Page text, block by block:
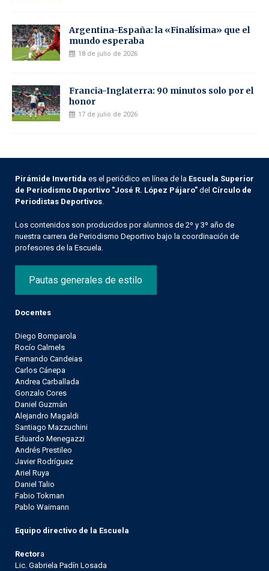
Argentina-España: la «Finalísima» que el
mundo esperaba
18 de julio de 2026
Francia-Inglaterra: 90 minutos solo por el
honor
17 de julio de 2026
Pirámide Invertida es el periódico en línea de la Escuela Superior
de Periodismo Deportivo "José R. López Pájaro" del Círculo de
Periodistas Deportivos
Los contenidos son producidos por alumnos de 2º y 3º año de
nuestra carrera de Periodismo Deportivo bajo la coordinación de
profesores de la Escuela.
Pautas generales de estilo
Docentes
Diego Bomparola
Rocío Calmels
Fernando Candeias
Carlos Cánepa
Andrea Carballada
Gonzalo Cores
Daniel Guzmán
Alejandro Magaldi
Santiago Mazzuchini
Eduardo Menegazzi
Andrés Prestileo
Javier Rodríguez
Ariel Ruya
Daniel Talio
Fabio Tokman
Pablo Waimann
Equipo directivo de la Escuela
Rectora
Lic. Gabriela Padín Losada